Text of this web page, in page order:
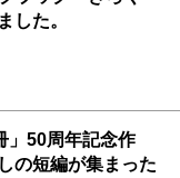
した。
」50周年記念作
の短編が集まった